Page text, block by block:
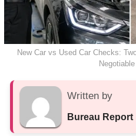
New Car vs Used Car Checks:
Written by
Bureau Report